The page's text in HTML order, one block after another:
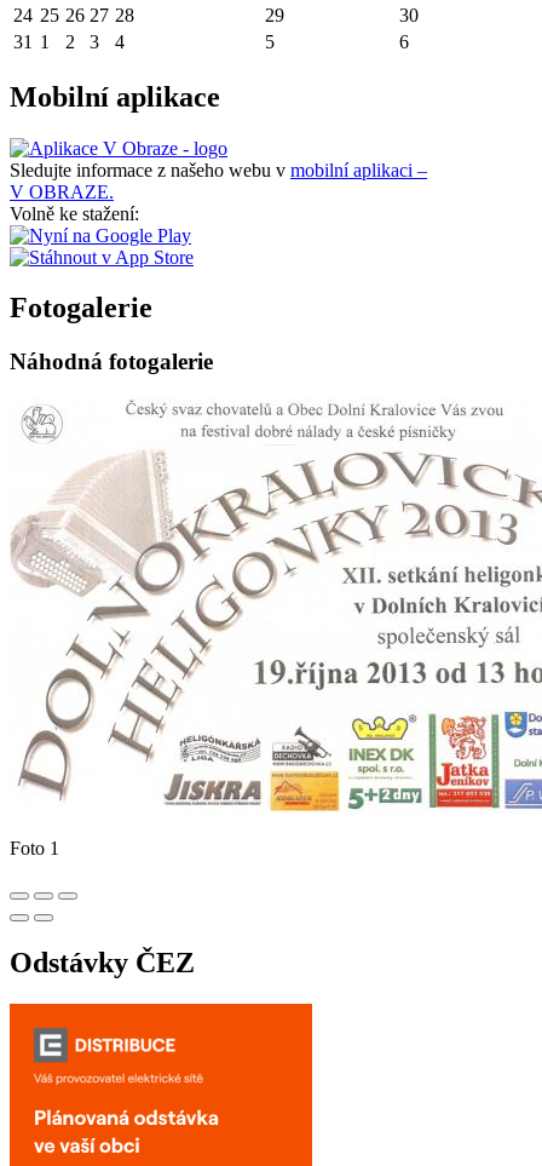
24 25 26 27 28 29
30
31 1 2 3 4 5 6
Mobilní aplikace
Sledujte informace z našeho webu v mobilní aplikaci –
V OBRAZE.
Volně ke stažení:
Fotogalerie
Náhodná fotogalerie
Foto 1
Odstávky ČEZ